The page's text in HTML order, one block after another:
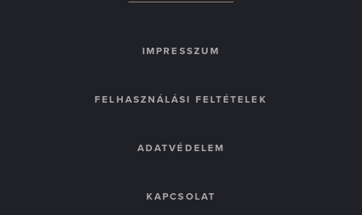
IMPRESSZUM
FELHASZNÁLÁSI FELTÉTELEK
ADATVÉDELEM
KAPCSOLAT